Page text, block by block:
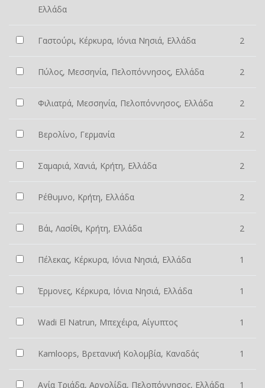
Ελλάδα
Γαστούρι, Κέρκυρα, Ιόνια Νησιά, Ελλάδα 2
Πύλος, Μεσσηνία, Πελοπόννησος, Ελλάδα 2
Φιλιατρά, Μεσσηνία, Πελοπόννησος, Ελλάδα 2
Βερολίνο, Γερμανία 2
Σαμαριά, Χανιά, Κρήτη, Ελλάδα 2
Ρέθυμνο, Κρήτη, Ελλάδα 2
Βάι, Λασίθι, Κρήτη, Ελλάδα 2
Πέλεκας, Κέρκυρα, Ιόνια Νησιά, Ελλάδα 1
Έρμονες, Κέρκυρα, Ιόνια Νησιά, Ελλάδα 1
Wadi El Natrun, Μπεχέιρα, Αίγυπτος 1
Kamloops, Βρετανική Κολομβία, Καναδάς 1
Αγία Τριάδα, Αργολίδα, Πελοπόννησος, Ελλάδα 1